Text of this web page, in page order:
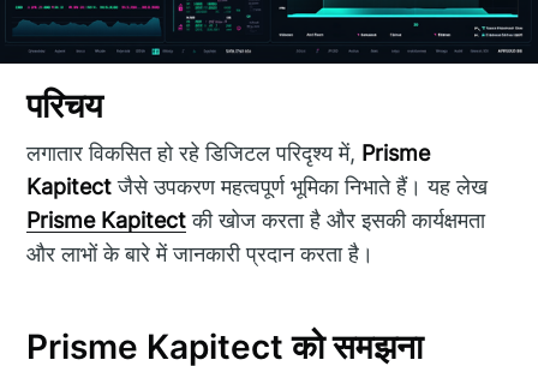
परिचय
लगातार विकसित हो रहे डिजिटल परिदृश्य में, Prisme
Kapitectजैसे उपकरण महत्वपूर्ण भूमिका निभाते हैं। यह लेख
Prisme Kapitectकी खोज करता है और इसकी कार्यक्षमता
और लाभों के बारे में जानकारी प्रदान करता है।
Prisme Kapitect को समझना